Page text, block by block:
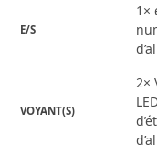
E/S
1×
VOYANT(S)
2×